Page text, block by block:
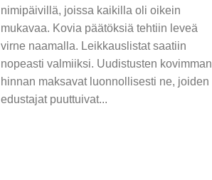
nimipäivillä, joissa kaikilla oli oikein
mukavaa. Kovia päätöksiä tehtiin leveä
virne naamalla. Leikkauslistat saatiin
nopeasti valmiiksi. Uudistusten kovimman
hinnan maksavat luonnollisesti ne, joiden
edustajat puuttuivat...